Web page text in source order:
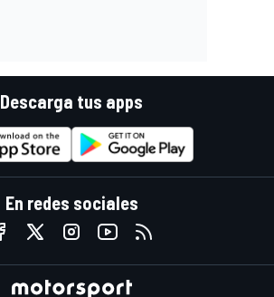
Descarga tus apps
En redes sociales